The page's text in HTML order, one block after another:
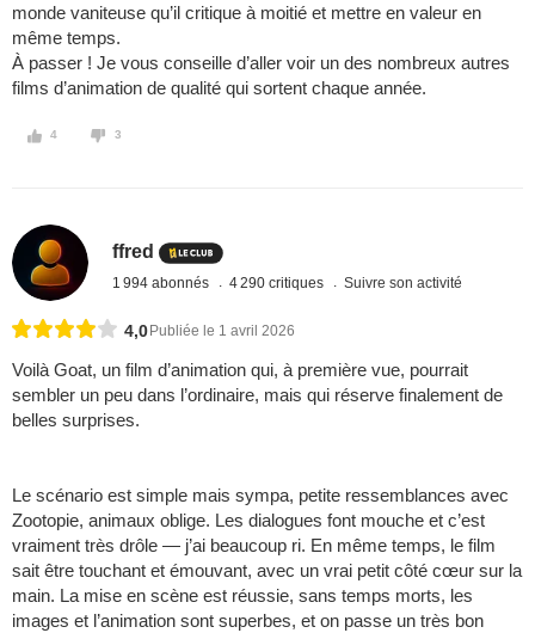
monde vaniteuse qu’il critique à moitié et mettre en valeur en
même temps.
À passer ! Je vous conseille d’aller voir un des nombreux autres
films d’animation de qualité qui sortent chaque année.
4 3
ffred
1 994 abonnés 4 290 critiques Suivre son activité
4,0 Publiée le 1 avril 2026
Voilà Goat, un film d’animation qui, à première vue, pourrait
sembler un peu dans l’ordinaire, mais qui réserve finalement de
belles surprises.
Le scénario est simple mais sympa, petite ressemblances avec
Zootopie, animaux oblige. Les dialogues font mouche et c’est
vraiment très drôle — j’ai beaucoup ri. En même temps, le film
sait être touchant et émouvant, avec un vrai petit côté cœur sur la
main. La mise en scène est réussie, sans temps morts, les
images et l’animation sont superbes, et on passe un très bon